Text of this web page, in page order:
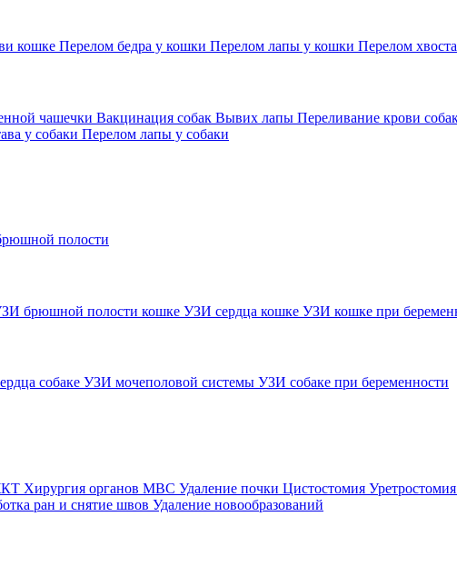
кошке Перелом бедра у кошки Перелом лапы у кошки Перелом
чашечки Вакцинация собак Вывих лапы Переливание крови
у собаки Перелом лапы у собаки
полости
брюшной полости кошке УЗИ сердца кошке УЗИ кошке при
собаке УЗИ мочеполовой системы УЗИ собаке при беременности
Хирургия органов МВС Удаление почки Цистостомия Уретростомия
ран и снятие швов Удаление новообразований